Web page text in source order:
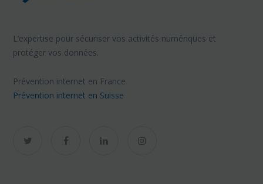
L’expertise pour sécuriser vos activités numériques et
protéger vos données.
Prévention internet en France
Prévention internet en Suisse